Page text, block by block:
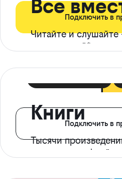
Все
Читайте и
ограничений*
Подключить в
Книги
Тысячи
с доступом офлайн
Подключить в